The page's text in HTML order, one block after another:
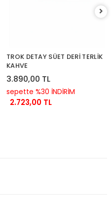
TROK DETAY SÜET DERİ TERLİK
KAHVE
3.890,00 TL
sepette %30 İNDİRİM
2.723,00 TL